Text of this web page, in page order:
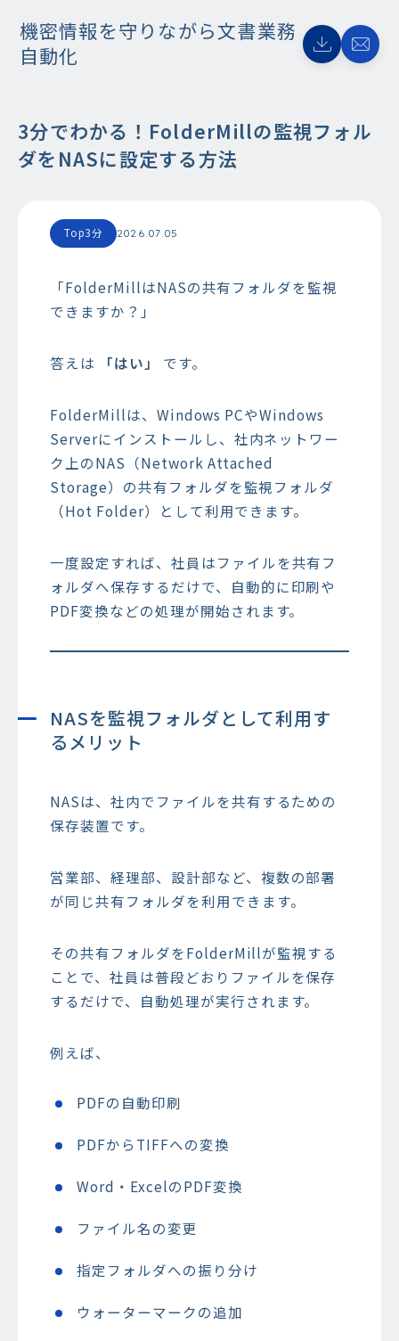
機密情報を守りながら文書業務
自動化
3分でわかる！FolderMillの監視フォル
ダをNASに設定する方法
2026.07.05
Top3分
「FolderMillはNASの共有フォルダを監視
できますか？」
答えは 「はい」 です。
FolderMillは、Windows PCやWindows
Serverにインストールし、社内ネットワー
ク上のNAS（Network Attached
Storage）の共有フォルダを監視フォルダ
（Hot Folder）として利用できます。
一度設定すれば、社員はファイルを共有フ
ォルダへ保存するだけで、自動的に印刷や
PDF変換などの処理が開始されます。
NASを監視フォルダとして利用す
るメリット
NASは、社内でファイルを共有するための
保存装置です。
営業部、経理部、設計部など、複数の部署
が同じ共有フォルダを利用できます。
その共有フォルダをFolderMillが監視する
ことで、社員は普段どおりファイルを保存
するだけで、自動処理が実行されます。
例えば、
PDFの自動印刷
PDFからTIFFへの変換
Word・ExcelのPDF変換
ファイル名の変更
指定フォルダへの振り分け
ウォーターマークの追加